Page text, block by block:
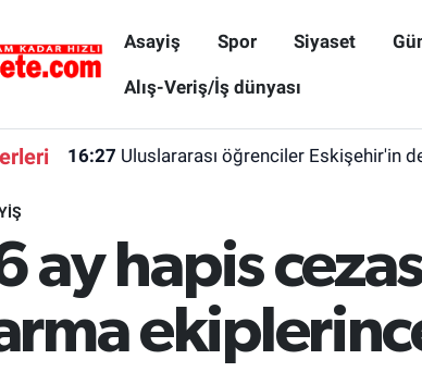
Asayiş Spor Siyaset
Alış-Veriş/İş dünyası
16:27 Uluslararası öğrenciler Eskişehir'in
ay hapis
Fikstür